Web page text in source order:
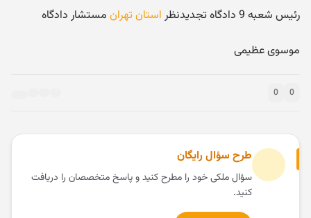
رئیس شعبه 9 دادگاه تجدیدنظر استان تهران مستشار دادگاه
موسوی عظیمی
0
0
طرح سؤال رایگان
سؤال ملکی خود را مطرح کنید و پاسخ متخصصان را دریافت
کنید.